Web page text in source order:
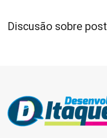
Discusão sobre post